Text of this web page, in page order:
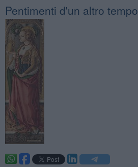
Pentimenti d'un altro tempo